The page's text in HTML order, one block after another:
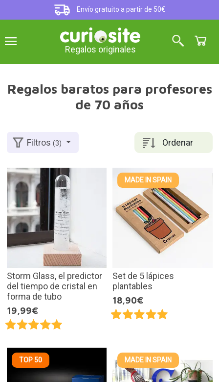
Envío gratuito a partir de 50€
Regalos originales
Regalos baratos para profesores
de 70 años
Ordenar
Filtros(3)
Storm Glass, el predictor
del tiempo de cristal en
forma de tubo
19,99€
MADE IN SPAIN
Set de 5 lápices
plantables
18,90€
TOP 50 MADE IN SPAIN